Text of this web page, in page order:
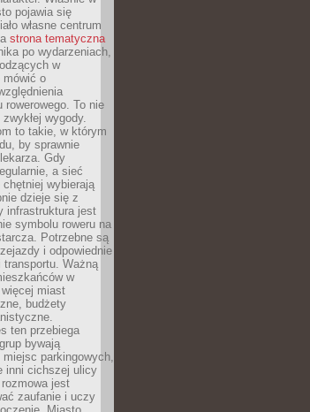
pojawia się
własne centrum
strona tematyczna
po wydarzeniach,
w
mówić o
rowerowego. To nie
wygody.
to takie, w którym
by sprawnie
Gdy
a sieć
chętniej wybierają
dzieje się z
infrastruktura jest
symbolu roweru na
Potrzebne są
i odpowiednie
transportu. Ważną
w
miast
budżety
ten przebiega
bywają
parkingowych,
inni cichszej ulicy
jest
zaufanie i uczy